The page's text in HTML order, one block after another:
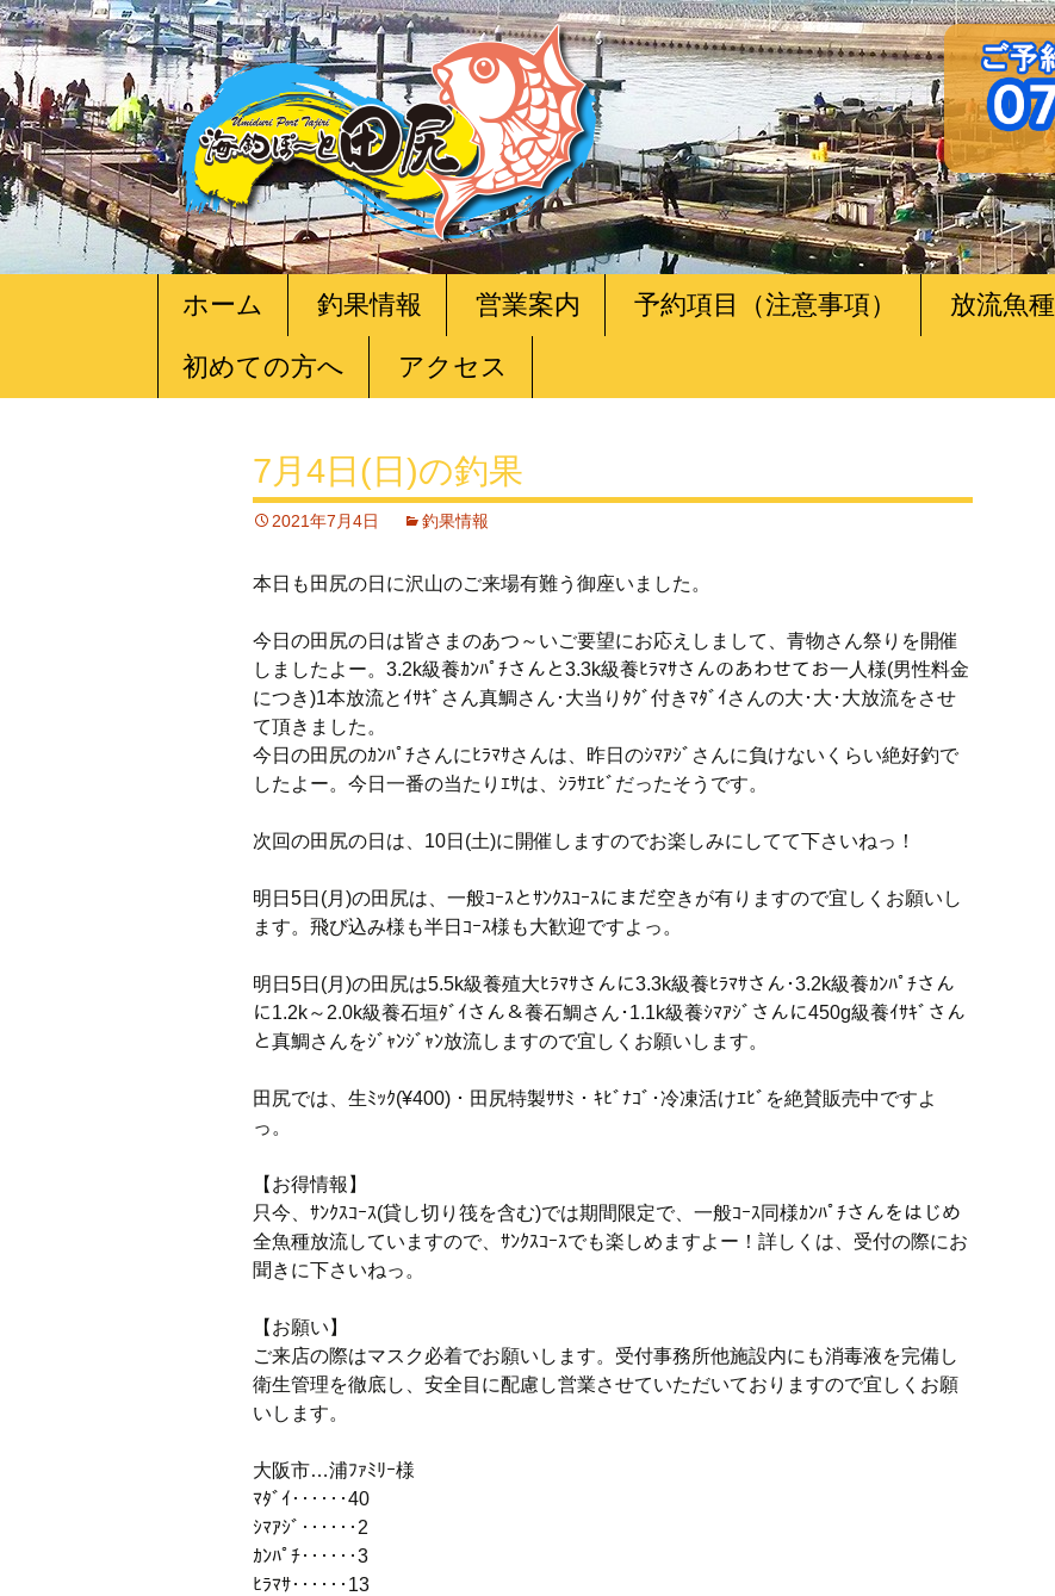
ツ
ホーム 釣果情報 営業案内 予約項目（注意事項） 放流魚種
初めての方へ アクセス
7月4日(日)の釣果
2021年7月4日 釣果情報
本日も田尻の日に沢山のご来場有難う御座いました。
今日の田尻の日は皆さまのあつ～いご要望にお応えしまして、青物さん祭りを開催
しましたよー。3.2k級養ｶﾝﾊﾟﾁさんと3.3k級養ﾋﾗﾏｻさんのあわせてお一人様(男性料金
につき)1本放流とｲｻｷﾞさん真鯛さん･大当りﾀｸﾞ付きﾏﾀﾞｲさんの大･大･大放流をさせ
て頂きました。
今日の田尻のｶﾝﾊﾟﾁさんにﾋﾗﾏｻさんは、昨日のｼﾏｱｼﾞさんに負けないくらい絶好釣で
したよー。今日一番の当たりｴｻは、ｼﾗｻｴﾋﾞだったそうです。
次回の田尻の日は、10日(土)に開催しますのでお楽しみにしてて下さいねっ！
明日5日(月)の田尻は、一般ｺｰｽとｻﾝｸｽｺｰｽにまだ空きが有りますので宜しくお願いし
ます。飛び込み様も半日ｺｰｽ様も大歓迎ですよっ。
明日5日(月)の田尻は5.5k級養殖大ﾋﾗﾏｻさんに3.3k級養ﾋﾗﾏｻさん･3.2k級養ｶﾝﾊﾟﾁさん
に1.2k～2.0k級養石垣ﾀﾞｲさん＆養石鯛さん･1.1k級養ｼﾏｱｼﾞさんに450g級養ｲｻｷﾞさん
と真鯛さんをｼﾞｬﾝｼﾞｬﾝ放流しますので宜しくお願いします。
田尻では、生ﾐｯｸ(¥400)・田尻特製ｻｻﾐ・ｷﾋﾞﾅｺﾞ･冷凍活けｴﾋﾞを絶賛販売中ですよ
っ。
【お得情報】
只今、ｻﾝｸｽｺｰｽ(貸し切り筏を含む)では期間限定で、一般ｺｰｽ同様ｶﾝﾊﾟﾁさんをはじめ
全魚種放流していますので、ｻﾝｸｽｺｰｽでも楽しめますよー！詳しくは、受付の際にお
聞きに下さいねっ。
【お願い】
ご来店の際はマスク必着でお願いします。受付事務所他施設内にも消毒液を完備し
衛生管理を徹底し、安全目に配慮し営業させていただいておりますので宜しくお願
いします。
大阪市…浦ﾌｧﾐﾘｰ様
ﾏﾀﾞｲ‥‥‥40
ｼﾏｱｼﾞ‥‥‥2
ｶﾝﾊﾟﾁ‥‥‥3
ﾋﾗﾏｻ‥‥‥13